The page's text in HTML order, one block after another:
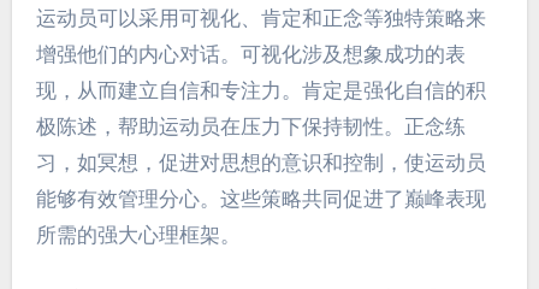
运动员可以采用可视化、肯定和正念等独特策略来
增强他们的内心对话。可视化涉及想象成功的表
现，从而建立自信和专注力。肯定是强化自信的积
极陈述，帮助运动员在压力下保持韧性。正念练
习，如冥想，促进对思想的意识和控制，使运动员
能够有效管理分心。这些策略共同促进了巅峰表现
所需的强大心理框架。